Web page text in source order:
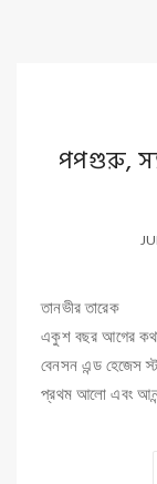
পপগুরু,
তানভীর তারেক
একুশ বছর আগের
বেনসন এন্ড হেজেস
প্রথম আলো এবং